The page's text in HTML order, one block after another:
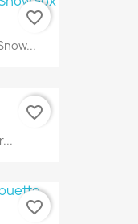
favorite_border
favorite_border
favorite_border